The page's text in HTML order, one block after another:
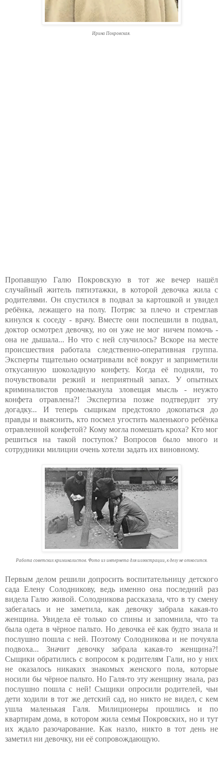
Ирина Покровская.
Пропавшую Галю Покровскую в тот же вечер нашёл
случайный житель пятиэтажки, в которой девочка жила с
родителями. Он спустился в подвал за картошкой и увидел
ребёнка, лежащего на полу. Потряс за плечо и стремглав
кинулся к соседу - врачу. Вместе они поспешили в подвал,
доктор осмотрел девочку, но он уже не мог ничем помочь -
она не дышала... Но что с ней случилось? Вскоре на месте
происшествия работала следственно-оперативная группа.
Эксперты тщательно осматривали всё вокруг и заприметили
откусанную шоколадную конфету. Когда её подняли, то
почувствовали резкий и неприятный запах. У опытных
криминалистов промелькнула зловещая мысль - неужто
конфета отравлена?! Экспертиза позже подтвердит эту
догадку... И теперь сыщикам предстояло докопаться до
правды и выяснить, кто посмел угостить маленького ребёнка
отравленной конфетой? Кому могла помешать кроха? Кто мог
решиться на такой поступок? Вопросов было много и
сотрудники милиции очень хотели задать их виновному.
Работа советских криминалистов. Фото из интернета для иллюстрации, к делу не относится.
Первым делом решили допросить воспитательницу детского
сада Елену Солодникову, ведь именно она последний раз
видела Галю живой. Солодникова рассказала, что в ту смену
забегалась и не заметила, как девочку забрала какая-то
женщина. Увидела её только со спины и запомнила, что та
была одета в чёрное пальто. Но девочка её как будто знала и
послушно пошла с ней. Поэтому Солодникова и не почуяла
подвоха... Значит девочку забрала какая-то женщина?!
Сыщики обратились с вопросом к родителям Гали, но у них
не оказалось никаких знакомых женского пола, которые
носили бы чёрное пальто. Но Галя-то эту женщину знала, раз
послушно пошла с ней! Сыщики опросили родителей, чьи
дети ходили в тот же детский сад, но никто не видел, с кем
ушла маленькая Галя. Милиционеры прошлись и по
квартирам дома, в котором жила семья Покровских, но и тут
их ждало разочарование. Как назло, никто в тот день не
заметил ни девочку, ни её сопровождающую.